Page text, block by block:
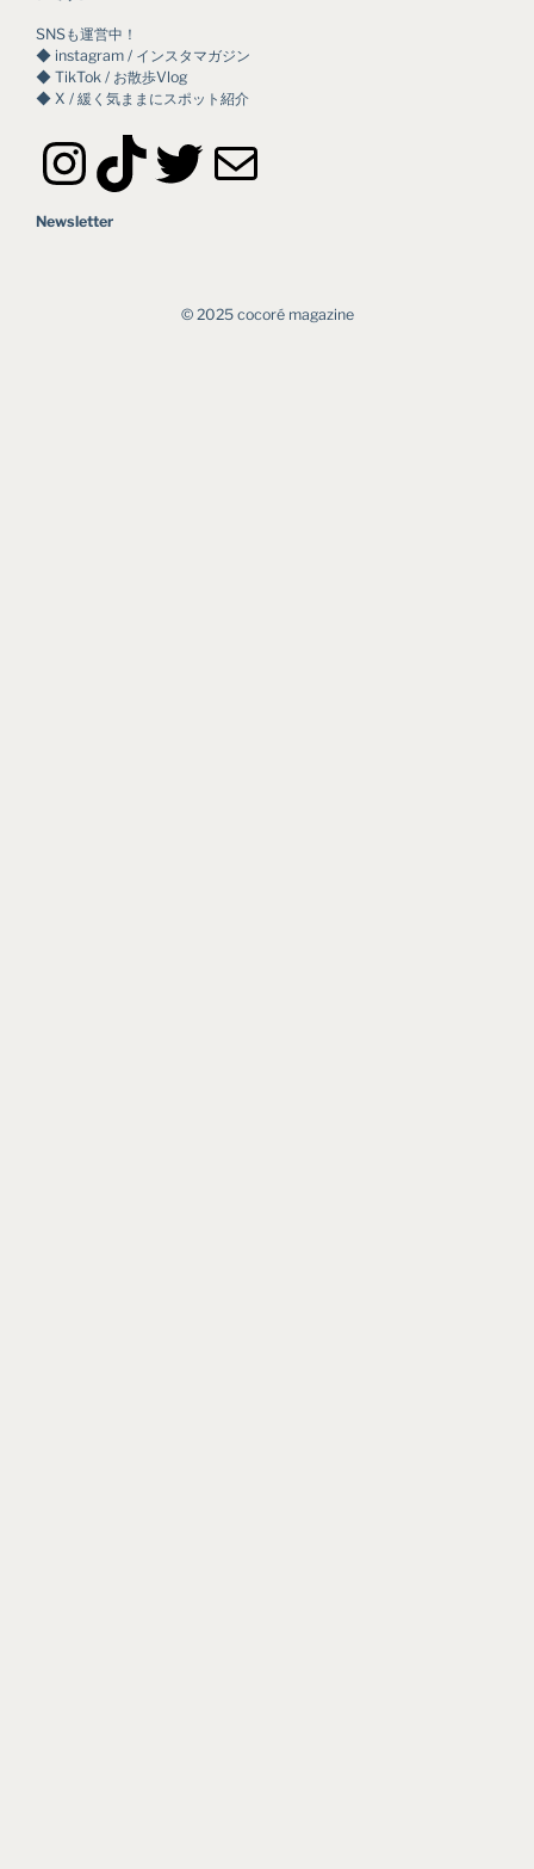
SNSも運営中！
◆ instagram / インスタマガジン
◆ TikTok / お散歩Vlog
◆ X / 緩く気ままにスポット紹介
InstagramTikTok Twitter メール
Newsletter
©︎ 2025 cocoré magazine